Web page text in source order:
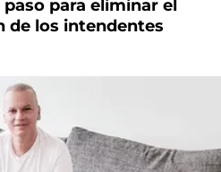
para eliminar el
de los intendentes